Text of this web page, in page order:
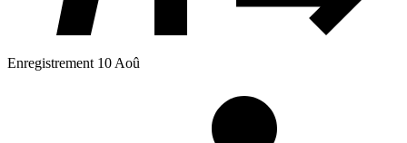
Enregistrement 10 Aoû